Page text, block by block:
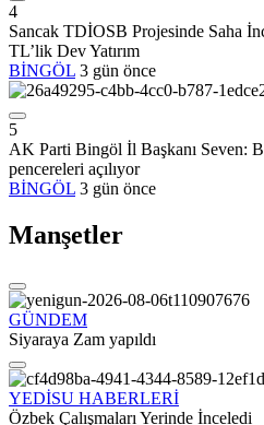
4
Sancak TDİOSB Projesinde Saha
TL’lik Dev Yatırım
BİNGÖL 3 gün önce
5
AK Parti Bingöl İl Başkanı Seven:
pencereleri açılıyor
BİNGÖL 3 gün önce
Manşetler
GÜNDEM
Siyaraya Zam yapıldı
YEDİSU HABERLERİ
Özbek Çalışmaları Yerinde İnceledi